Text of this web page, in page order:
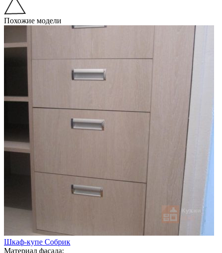
Похожие модели
Шкаф-купе Собрик
Материал фасада: